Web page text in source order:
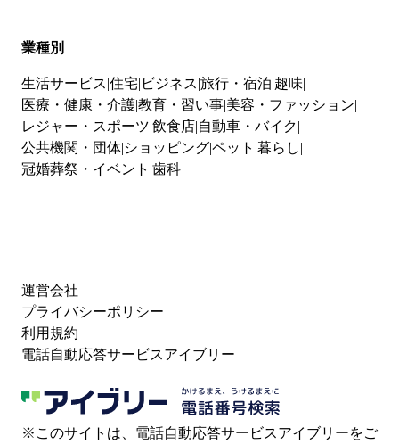
業種別
生活サービス 住宅 ビジネス 旅行・宿泊 趣味
医療・健康・介護教育・習い事 美容・ファッション
レジャー・スポーツ 飲食店 自動車・バイク
公共機関・団体 ショッピングペット 暮らし
冠婚葬祭・イベント 歯科
運営会社
プライバシーポリシー
利用規約
電話自動応答サービスアイブリー
※このサイトは、電話自動応答サービスアイブリーをご